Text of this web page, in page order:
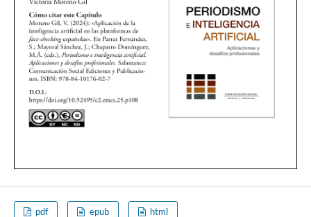
pdf epub html